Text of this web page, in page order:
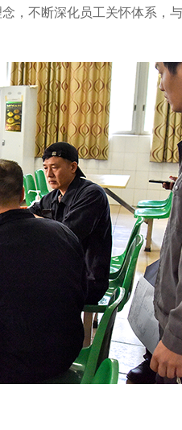
，不断深化员工关怀体系